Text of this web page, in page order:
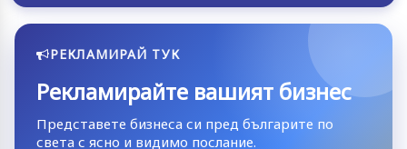
РЕКЛАМИРАЙ ТУК
Рекламирайте вашият бизнес
Представете бизнеса си пред българите по
света с ясно и видимо послание.